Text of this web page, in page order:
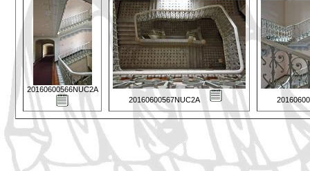
20160600566NUC2A
20160600567NUC2A